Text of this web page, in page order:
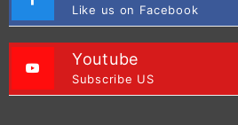
Like us on Facebook
Youtube
Subscribe US